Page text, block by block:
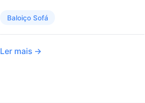
Baloiço Sofá
Ler mais →